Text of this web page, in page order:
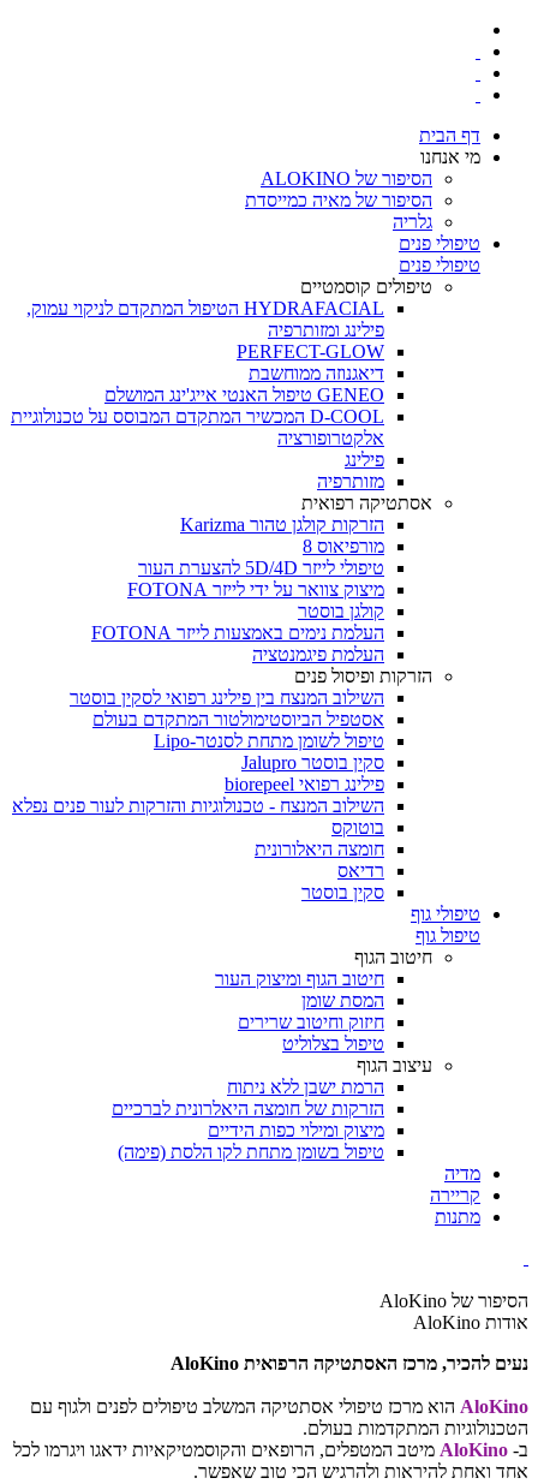
דף הבית
מי אנחנו
הסיפור של ALOKINO
הסיפור של מאיה כמייסדת
גלריה
טיפולי פנים
טיפולי פנים
טיפולים קוסמטיים
HYDRAFACIAL הטיפול המתקדם לניקוי עמוק,
פילינג ומזותרפיה
PERFECT-GLOW
דיאגנוזה ממוחשבת
GENEO טיפול האנטי אייג'ינג המושלם
D-COOL המכשיר המתקדם המבוסס על טכנולוגיית
אלקטרופורציה
פילינג
מזותרפיה
אסתטיקה רפואית
הזרקות קולגן טהור Karizma
מורפיאוס 8
טיפולי לייזר 5D/4D להצערת העור
מיצוק צוואר על ידי לייזר FOTONA
קולגן בוסטר
העלמת נימים באמצעות לייזר FOTONA
העלמת פיגמנטציה
הזרקות ופיסול פנים
השילוב המנצח בין פילינג רפואי לסקין בוסטר
אסטפיל הביוסטימולטור המתקדם בעולם
טיפול לשומן מתחת לסנטר-Lipo
סקין בוסטר Jalupro
פילינג רפואי biorepeel
השילוב המנצח - טכנולוגיות והזרקות לעור פנים נפלא
בוטוקס
חומצה היאלורונית
רדיאס
סקין בוסטר
טיפולי גוף
טיפול גוף
חיטוב הגוף
חיטוב הגוף ומיצוק העור
המסת שומן
חיזוק וחיטוב שרירים
טיפול בצלוליט
עיצוב הגוף
הרמת ישבן ללא ניתוח
הזרקות של חומצה היאלרונית לברכיים
מיצוק ומילוי כפות הידיים
טיפול בשומן מתחת לקו הלסת (פימה)
מדיה
קריירה
מתנות
הסיפור של AloKino
אודות AloKino
נעים להכיר, מרכז האסתטיקה הרפואית AloKino
AloKino הוא מרכז טיפולי אסתטיקה המשלב טיפולים לפנים ולגוף עם
הטכנולוגיות המתקדמות בעולם.
ב- AloKino מיטב המטפלים, הרופאים והקוסמטיקאיות ידאגו ויגרמו לכל
אחד ואחת להיראות ולהרגיש הכי טוב שאפשר.